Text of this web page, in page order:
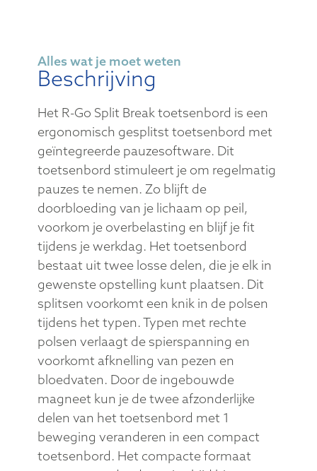
Alles wat je moet weten
Beschrijving
Het R-Go Split Break toetsenbord is een
ergonomisch gesplitst toetsenbord met
geïntegreerde pauzesoftware. Dit
toetsenbord stimuleert je om regelmatig
pauzes te nemen. Zo blijft de
doorbloeding van je lichaam op peil,
voorkom je overbelasting en blijf je fit
tijdens je werkdag. Het toetsenbord
bestaat uit twee losse delen, die je elk in
gewenste opstelling kunt plaatsen. Dit
splitsen voorkomt een knik in de polsen
tijdens het typen. Typen met rechte
polsen verlaagt de spierspanning en
voorkomt afknelling van pezen en
bloedvaten. Door de ingebouwde
magneet kun je de twee afzonderlijke
delen van het toetsenbord met 1
beweging veranderen in een compact
toetsenbord. Het compacte formaat